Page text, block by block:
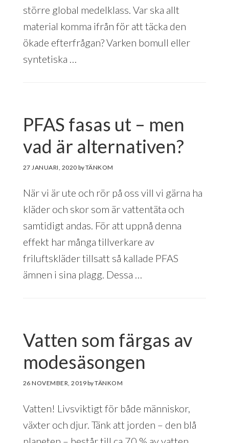
större global medelklass. Var ska allt
material komma ifrån för att täcka den
ökade efterfrågan? Varken bomull eller
syntetiska …
PFAS fasas ut – men
vad är alternativen?
27 JANUARI, 2020 by
När vi är ute och rör på oss vill vi gärna ha
kläder och skor som är vattentäta och
samtidigt andas. För att uppnå denna
effekt har många tillverkare av
friluftskläder tillsatt så kallade PFAS
ämnen i sina plagg. Dessa …
Vatten som färgas av
modesäsongen
26 NOVEMBER, 2019by
Vatten! Livsviktigt för både människor,
växter och djur. Tänk att jorden – den blå